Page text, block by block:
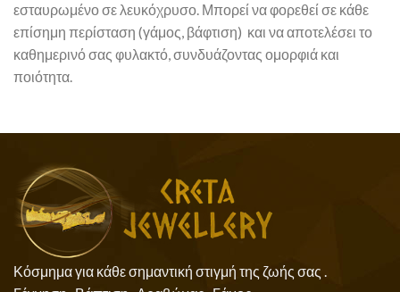
εσταυρωμένο σε λευκόχρυσο. Μπορεί να φορεθεί σε κάθε
επίσημη περίσταση (γάμος, βάφτιση) και να αποτελέσει το
καθημερινό σας φυλακτό, συνδυάζοντας ομορφιά και
ποιότητα.
Κόσμημα για κάθε σημαντική στιγμή της ζωής σας .